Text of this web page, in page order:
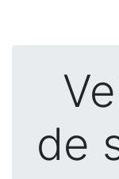
de